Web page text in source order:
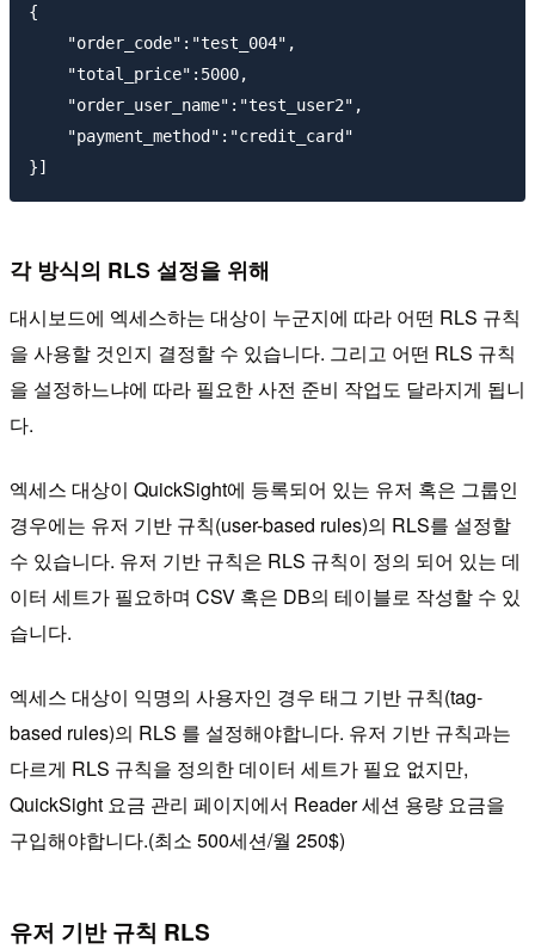
{
    "order_code":"test_004",
    "total_price":5000,
    "order_user_name":"test_user2",
    "payment_method":"credit_card"
각 방식의 RLS 설정을 위해
대시보드에 엑세스하는 대상이 누군지에 따라 어떤 RLS 규칙
을 사용할 것인지 결정할 수 있습니다. 그리고 어떤 RLS 규칙
을 설정하느냐에 따라 필요한 사전 준비 작업도 달라지게 됩니
다.
엑세스 대상이 QuickSight에 등록되어 있는 유저 혹은 그룹인
경우에는 유저 기반 규칙(user-based rules)의 RLS를 설정할
수 있습니다. 유저 기반 규칙은 RLS 규칙이 정의 되어 있는 데
이터 세트가 필요하며 CSV 혹은 DB의 테이블로 작성할 수 있
습니다.
엑세스 대상이 익명의 사용자인 경우 태그 기반 규칙(tag-
based rules)의 RLS 를 설정해야합니다. 유저 기반 규칙과는
다르게 RLS 규칙을 정의한 데이터 세트가 필요 없지만,
QuickSight 요금 관리 페이지에서 Reader 세션 용량 요금을
구입해야합니다.(최소 500세션/월 250$)
유저 기반 규칙 RLS